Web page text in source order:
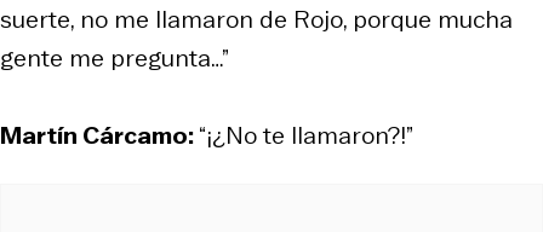
suerte, no me llamaron de Rojo, porque mucha
gente me pregunta…”
Martín Cárcamo:“¡¿No te llamaron?!”